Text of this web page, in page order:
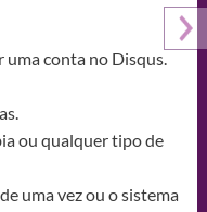
uma conta no Disqus.
ou qualquer tipo de
uma vez ou o sistema